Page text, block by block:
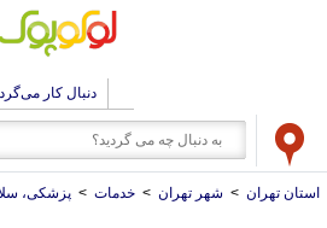
دنبال کار
استان تهران > شهر تهران > خدمات > پزشکی،